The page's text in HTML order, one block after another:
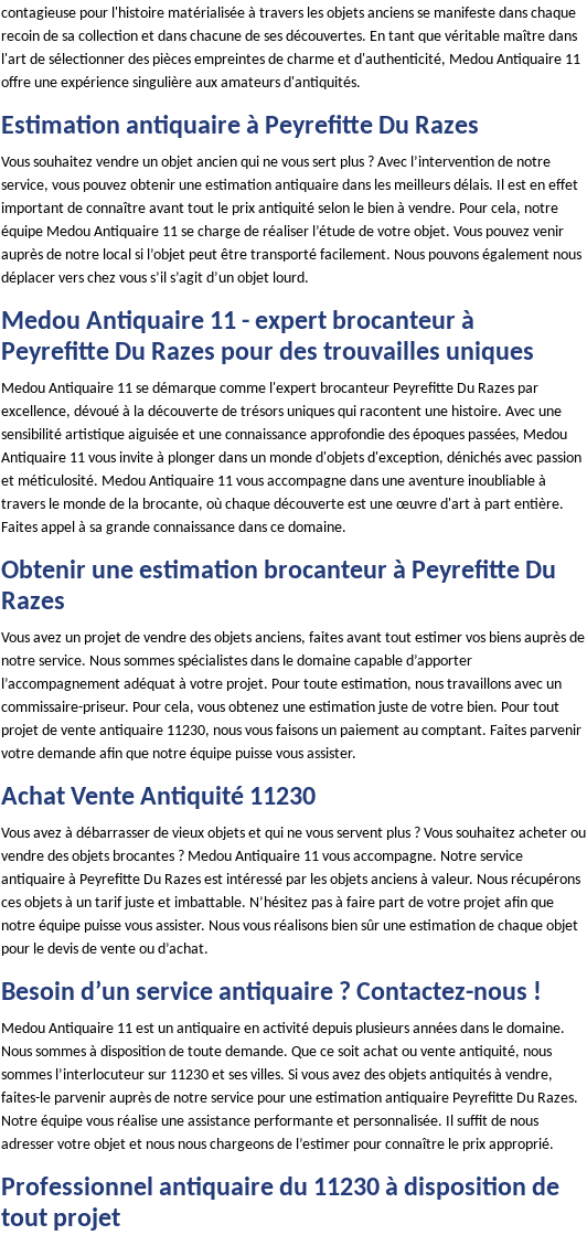
contagieuse pour l'histoire matérialisée à travers les objets anciens se manifeste dans chaque
recoin de sa collection et dans chacune de ses découvertes. En tant que véritable maître dans
l'art de sélectionner des pièces empreintes de charme et d'authenticité, Medou Antiquaire 11
offre une expérience singulière aux amateurs d'antiquités.
Estimation antiquaire à Peyrefitte Du Razes
Vous souhaitez vendre un objet ancien qui ne vous sert plus ? Avec l’intervention de notre
service, vous pouvez obtenir une estimation antiquaire dans les meilleurs délais. Il est en effet
important de connaître avant tout le prix antiquité selon le bien à vendre. Pour cela, notre
équipe Medou Antiquaire 11 se charge de réaliser l’étude de votre objet. Vous pouvez venir
auprès de notre local si l’objet peut être transporté facilement. Nous pouvons également nous
déplacer vers chez vous s’il s’agit d’un objet lourd.
Medou Antiquaire 11 - expert brocanteur à
Peyrefitte Du Razes pour des trouvailles uniques
Medou Antiquaire 11 se démarque comme l'expert brocanteur Peyrefitte Du Razes par
excellence, dévoué à la découverte de trésors uniques qui racontent une histoire. Avec une
sensibilité artistique aiguisée et une connaissance approfondie des époques passées, Medou
Antiquaire 11 vous invite à plonger dans un monde d'objets d'exception, dénichés avec passion
et méticulosité. Medou Antiquaire 11 vous accompagne dans une aventure inoubliable à
travers le monde de la brocante, où chaque découverte est une œuvre d'art à part entière.
Faites appel à sa grande connaissance dans ce domaine.
Obtenir une estimation brocanteur à Peyrefitte Du
Razes
Vous avez un projet de vendre des objets anciens, faites avant tout estimer vos biens auprès de
notre service. Nous sommes spécialistes dans le domaine capable d’apporter
l’accompagnement adéquat à votre projet. Pour toute estimation, nous travaillons avec un
commissaire-priseur. Pour cela, vous obtenez une estimation juste de votre bien. Pour tout
projet de vente antiquaire 11230, nous vous faisons un paiement au comptant. Faites parvenir
votre demande afin que notre équipe puisse vous assister.
Achat Vente Antiquité 11230
Vous avez à débarrasser de vieux objets et qui ne vous servent plus ? Vous souhaitez acheter ou
vendre des objets brocantes ? Medou Antiquaire 11 vous accompagne. Notre service
antiquaire à Peyrefitte Du Razes est intéressé par les objets anciens à valeur. Nous récupérons
ces objets à un tarif juste et imbattable. N’hésitez pas à faire part de votre projet afin que
notre équipe puisse vous assister. Nous vous réalisons bien sûr une estimation de chaque objet
pour le devis de vente ou d’achat.
Besoin d’un service antiquaire ? Contactez-nous !
Medou Antiquaire 11 est un antiquaire en activité depuis plusieurs années dans le domaine.
Nous sommes à disposition de toute demande. Que ce soit achat ou vente antiquité, nous
sommes l’interlocuteur sur 11230 et ses villes. Si vous avez des objets antiquités à vendre,
faites-le parvenir auprès de notre service pour une estimation antiquaire Peyrefitte Du Razes.
Notre équipe vous réalise une assistance performante et personnalisée. Il suffit de nous
adresser votre objet et nous nous chargeons de l’estimer pour connaître le prix approprié.
Professionnel antiquaire du 11230 à disposition de
tout projet